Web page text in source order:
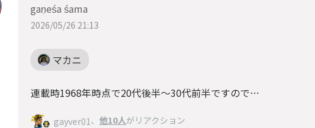
gaṇeśa śama
2026/05/26 21:13
マカニ
連載時1968年時点で20代後半〜30代前半ですので…
gayver01 、 他10人がリアクション